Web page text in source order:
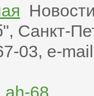
03, e-
ah-68